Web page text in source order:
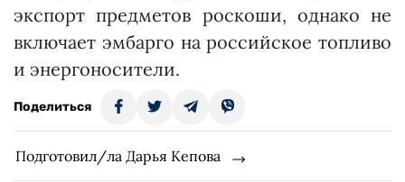
экспорт предметов роскоши, однако не
включает эмбарго на российское топливо
и энергоносители.
Поделиться
Подготовил/ла Дарья Кепова